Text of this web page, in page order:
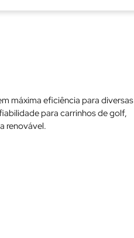
máxima eficiência para diversas
para carrinhos de golf,
renovável.